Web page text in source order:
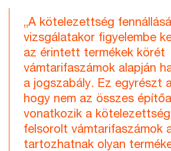
„A kötelezettség
vizsgálatakor figyelembe
az érintett termékek körét
vámtarifaszámok alapján
a jogszabály. Ez egyrészt
hogy nem az összes
vonatkozik a
felsorolt vámtarifaszámok
tartozhatnak olyan